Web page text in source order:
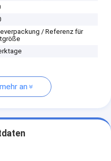
/ Referenz für
an